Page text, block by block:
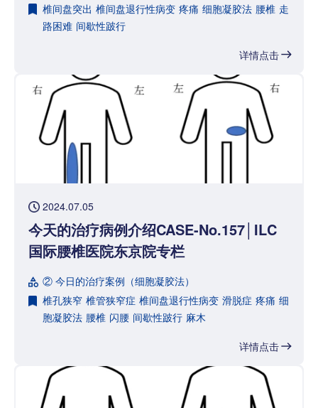
椎间盘突出 椎间盘退行性病变 疼痛 细胞凝胶法 腰椎 走
路困难 间歇性跛行
详情点击
2024.07.05
今天的治疗病例介绍CASE-No.157│ILC
国际腰椎医院东京院专栏
② 今日的治疗案例（细胞凝胶法）
椎孔狭窄 椎管狭窄症 椎间盘退行性病变 滑脱症 疼痛 细
胞凝胶法 腰椎 闪腰 间歇性跛行 麻木
详情点击